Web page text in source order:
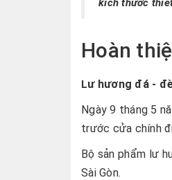
kích thước
Hoàn
Lư hương đá -
Ngày 9 tháng 5
trước cửa chính
Bộ sản phẩm lư
Sài Gòn.